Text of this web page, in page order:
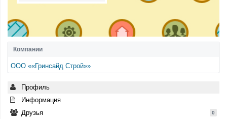
Компании
ООО ««Гринсайд Строй»»
Профиль
Информация
Друзья
0